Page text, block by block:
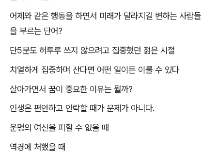
어제와 같은 행동을 하면서 미래가 달라지길 변하는 사람들
을 부르는 단어?
단5분도 허투루 쓰지 않으려고 집중했던 젊은 시절
치열하게 집중하며 산다면 어떤 일이든 이룰 수 있다
살아가면서 꿈이 중요한 이유는 뭘까?
인생은 편안하고 안락할 때가 문제가 아니다.
운명의 여신을 피할 수 없을 때
역경에 처했을 때